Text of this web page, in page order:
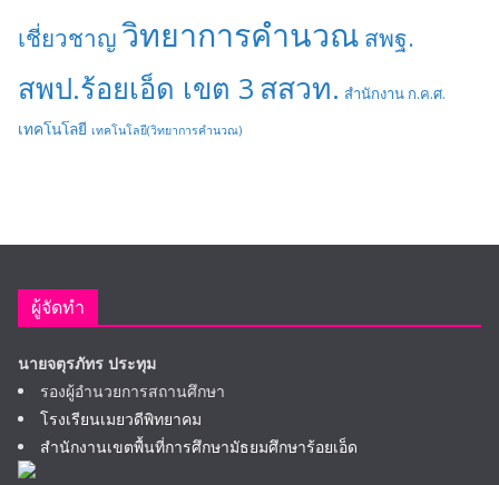
เชี่ยวชาญวิทยาการคำนวณ สพฐ.
สพป.ร้อยเอ็ด เขต 3 สสวท. สำนักงาน ก.ค.ศ.
เทคโนโลยี เทคโนโลยี(วิทยาการคำนวณ)
ผู้จัดทำ
นายจตุรภัทร ประทุม
รองผู้อำนวยการสถานศึกษา
โรงเรียนเมยวดีพิทยาคม
สำนักงานเขตพื้นที่การศึกษามัธยมศึกษาร้อยเอ็ด